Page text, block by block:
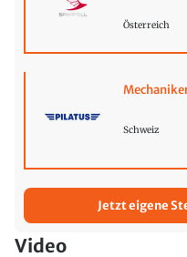
Österreich
Schweiz
Jetzt eigene
Video